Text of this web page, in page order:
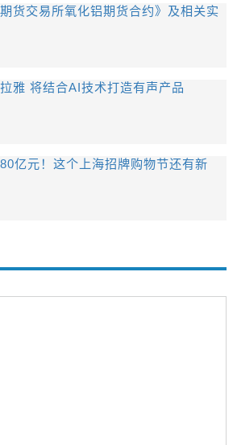
货交易所氧化铝期货合约》及相关实
雅 将结合AI技术打造有声产品
亿元！这个上海招牌购物节还有新